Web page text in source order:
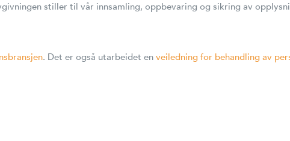
stiller til vår innsamling, oppbevaring og sikring av
. Det er også utarbeidet en veiledning for behandling av